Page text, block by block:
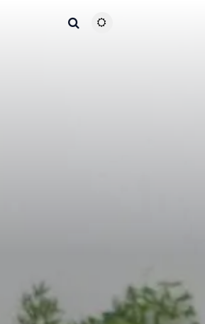
主题颜色切换